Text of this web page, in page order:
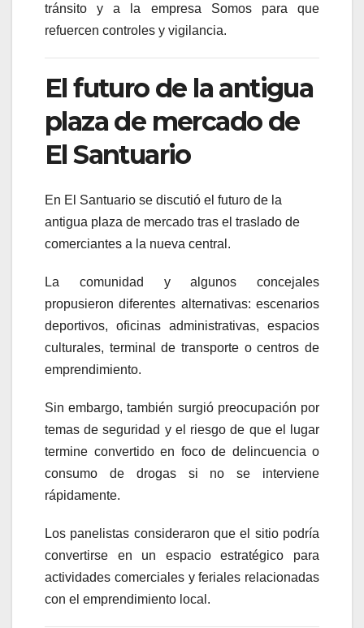
tránsito y a la empresa Somos para que
refuercen controles y vigilancia.
El futuro de la antigua
plaza de mercado de
El Santuario
En El Santuario se discutió el futuro de la
antigua plaza de mercado tras el traslado de
comerciantes a la nueva central.
La comunidad y algunos concejales
propusieron diferentes alternativas: escenarios
deportivos, oficinas administrativas, espacios
culturales, terminal de transporte o centros de
emprendimiento.
Sin embargo, también surgió preocupación por
temas de seguridad y el riesgo de que el lugar
termine convertido en foco de delincuencia o
consumo de drogas si no se interviene
rápidamente.
Los panelistas consideraron que el sitio podría
convertirse en un espacio estratégico para
actividades comerciales y feriales relacionadas
con el emprendimiento local.